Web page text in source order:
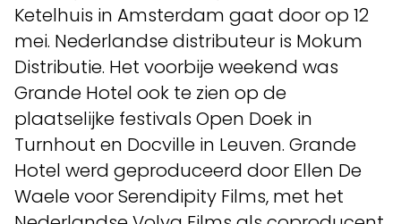
Ketelhuis in Amsterdam gaat door op 12
mei. Nederlandse distributeur is Mokum
Distributie. Het voorbije weekend was
Grande Hotel ook te zien op de
plaatselijke festivals Open Doek in
Turnhout en Docville in Leuven. Grande
Hotel werd geproduceerd door Ellen De
Waele voor Serendipity Films, met het